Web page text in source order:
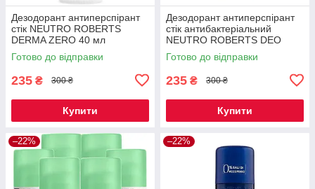
Дезодорант антиперспірант
стік NEUTRO ROBERTS
DERMA ZERO 40 мл
Готово до відправки
235 ₴ 300 ₴
Купити
Дезодорант антиперспірант
стік антибактерiальний
NEUTRO ROBERTS DEO
STICK FRESCO 40 мл
Готово до відправки
235 ₴ 300 ₴
Купити
–22% –22%